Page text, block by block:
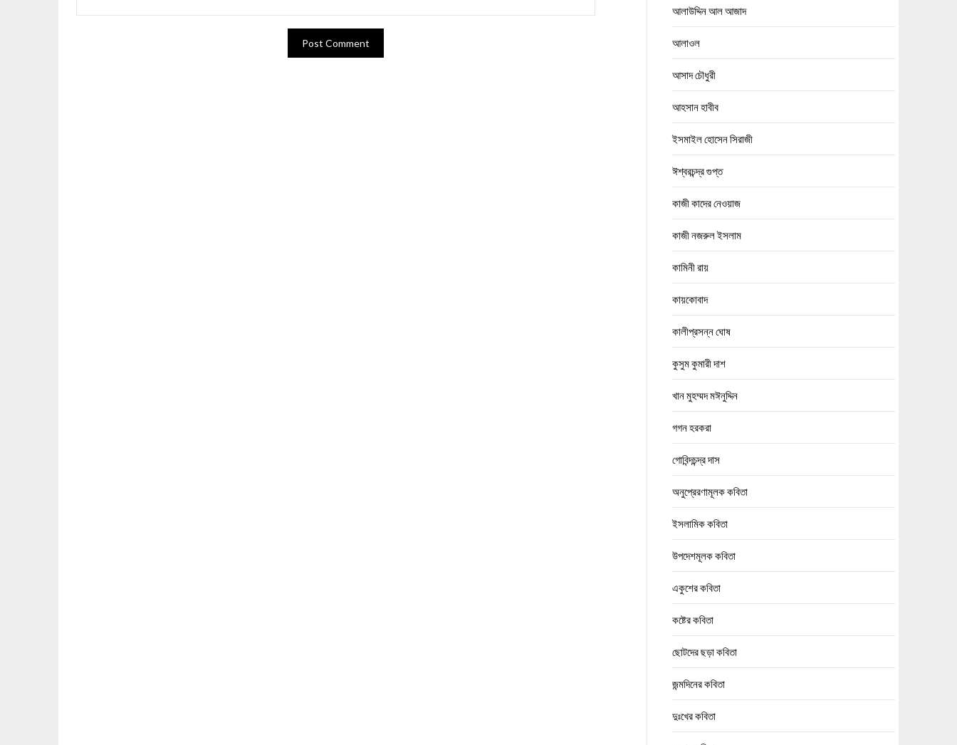
আলাউদ্দিন আল আজাদ
আলাওল
আসাদ চৌধুরী
আহসান হাবীব
ইসমাইল হোসেন সিরাজী
ঈশ্বরচন্দ্র গুপ্ত
কাজী কাদের নেওয়াজ
কাজী নজরুল ইসলাম
কামিনী রায়
কায়কোবাদ
কালীপ্রসন্ন ঘোষ
কুসুম কুমারী দাশ
খান মুহম্মদ মঈনুদ্দিন
গগন হরকরা
গোবিন্দচন্দ্র দাস
অনুপ্রেরণামূলক কবিতা
ইসলামিক কবিতা
উপদেশমূলক কবিতা
একুশের কবিতা
কষ্টের কবিতা
ছোটদের ছড়া কবিতা
জন্মদিনের কবিতা
দুঃখের কবিতা